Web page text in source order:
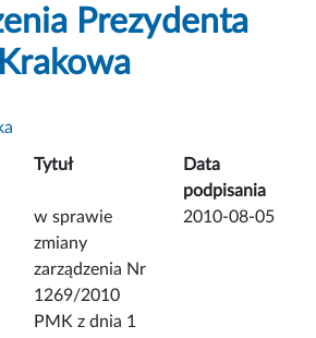
Prezydenta
Tytuł
Data
podpisania
w sprawie
zmiany
zarządzenia Nr
1269/2010
PMK z dnia 1
2010-08-05